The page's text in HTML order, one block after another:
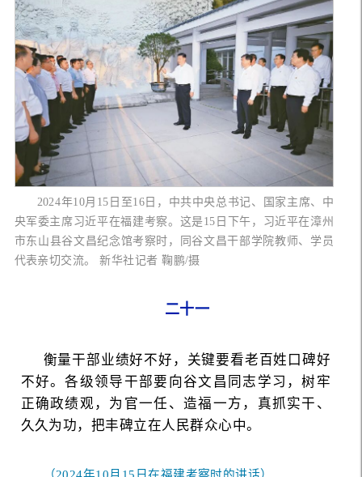
2024年10月15日至16日，中共中央总书记、国家主席、中
央军委主席习近平在福建考察。这是15日下午，习近平在漳州
市东山县谷文昌纪念馆考察时，同谷文昌干部学院教师、学员
代表亲切交流。 新华社记者 鞠鹏/摄
二十一
衡量干部业绩好不好，关键要看老百姓口碑好
不好。各级领导干部要向谷文昌同志学习，树牢
正确政绩观，为官一任、造福一方，真抓实干、
久久为功，把丰碑立在人民群众心中。